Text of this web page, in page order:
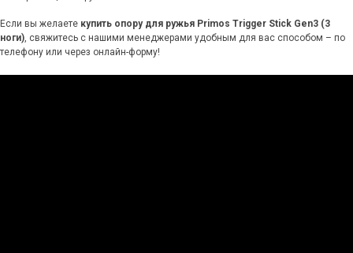
Если вы желаете купить опору для ружья Primos Trigger Stick Gen3 (3
ноги) , свяжитесь с нашими менеджерами удобным для вас способом – по
телефону или через онлайн-форму!